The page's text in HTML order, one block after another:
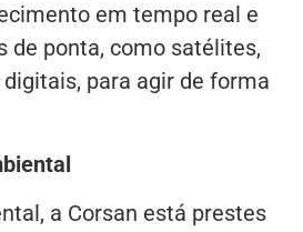
em tempo real e
de ponta, como satélites,
para agir de forma
a Corsan está prestes